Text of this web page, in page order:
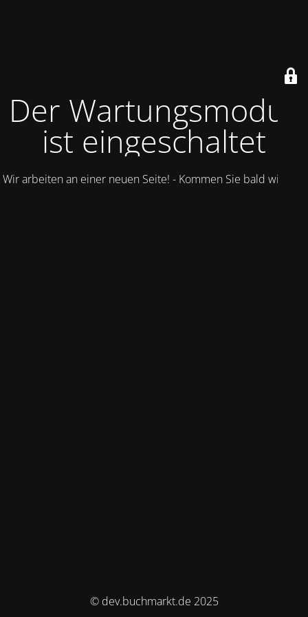
Der Wartungsmodus
ist eingeschaltet
Wir arbeiten an einer neuen Seite! - Kommen Sie bald wieder.
© dev.buchmarkt.de 2025